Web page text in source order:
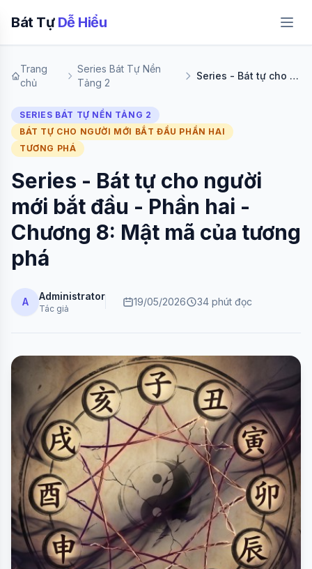
Bát Tự Dễ Hiểu
Trang
chủ
Series Bát Tự Nền
Tảng 2
Series - Bát tự cho người mới bắt đầu - Phần hai - Chương 8: Mật mã của tương phá
SERIES BÁT TỰ NỀN TẢNG 2
BÁT TỰ CHO NGƯỜI MỚI BẮT ĐẦU PHẦN HAI
TƯƠNG PHÁ
Series - Bát tự cho người
mới bắt đầu - Phần hai -
Chương 8: Mật mã của tương
phá
A Administrator
Tác giả
19/05/2026 34 phút đọc